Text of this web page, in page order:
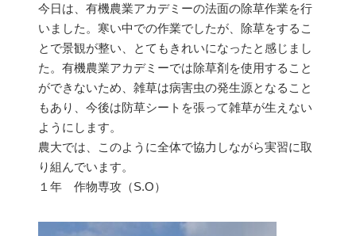
今日は、有機農業アカデミーの法面の除草作業を行
いました。寒い中での作業でしたが、除草をするこ
とで景観が整い、とてもきれいになったと感じまし
た。有機農業アカデミーでは除草剤を使用すること
ができないため、雑草は病害虫の発生源となること
もあり、今後は防草シートを張って雑草が生えない
ようにします。
農大では、このように全体で協力しながら実習に取
り組んでいます。
１年 作物専攻（S.O）